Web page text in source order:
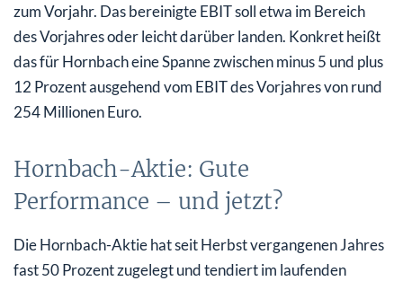
zum Vorjahr. Das bereinigte EBIT soll etwa im Bereich
des Vorjahres oder leicht darüber landen. Konkret heißt
das für Hornbach eine Spanne zwischen minus 5 und plus
12 Prozent ausgehend vom EBIT des Vorjahres von rund
254 Millionen Euro.
Hornbach-Aktie: Gute
Performance – und jetzt?
Die Hornbach-Aktie hat seit Herbst vergangenen Jahres
fast 50 Prozent zugelegt und tendiert im laufenden